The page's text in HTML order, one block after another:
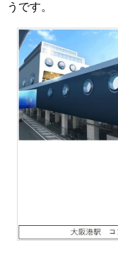
うです。